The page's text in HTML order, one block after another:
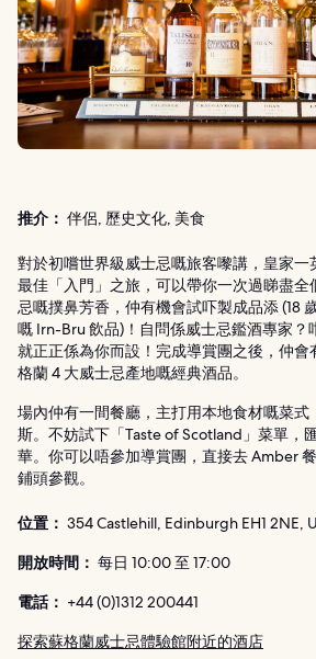
推介： 伴侶, 歷史文化, 美食
對於初嚐世界級威士忌嘅旅客嚟講，皇家
最佳「入門」之旅，可以帶你一次過睇盡
忌嘅撲鼻芳香，仲有機會試吓製成品添 (18
嘅 Irn-Bru 飲品)！自問係威士忌鑑酒專家？
就正正係為你而設！完成導賞團之後，仲
格蘭 4 大威士忌產地嘅經典酒品。
場內仲有一間餐廳，主打用本地食材嘅菜
斯。不妨試下「Taste of Scotland」菜單，
華。你可以唔參加導賞團，直接去 Amber
鋪頭參觀。
位置： 354 Castlehill, Edinburgh EH1 2NE,
開放時間： 每日 10:00 至 17:00
電話： +44 (0)1312 200441
探索蘇格蘭威士忌體驗館附近的酒店